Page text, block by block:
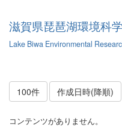
滋賀県琵琶湖環境科
Lake Biwa Environmental
100件 作成日時(降順)
コンテンツがありません。